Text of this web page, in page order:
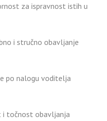
za ispravnost istih u
i stručno obavljanje
nalogu voditelja
obavljanja